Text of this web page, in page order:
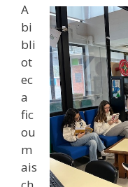
A
bi
bli
ot
ec
a
fic
ou
m
ais